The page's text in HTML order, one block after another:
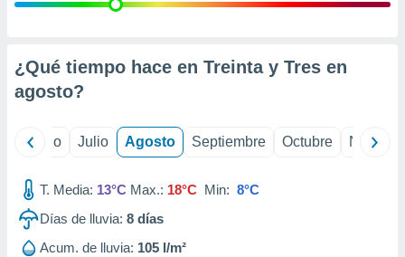
e
mediante
de
¿Qué tiempo hace en Treinta y Tres en
agosto?
Junio Julio Agosto Septiembre Octubre
T. Media: 13°C Max.: 18°C Min: 8°C
Días de lluvia: 8 días
Acum. de lluvia: 105 l/m²